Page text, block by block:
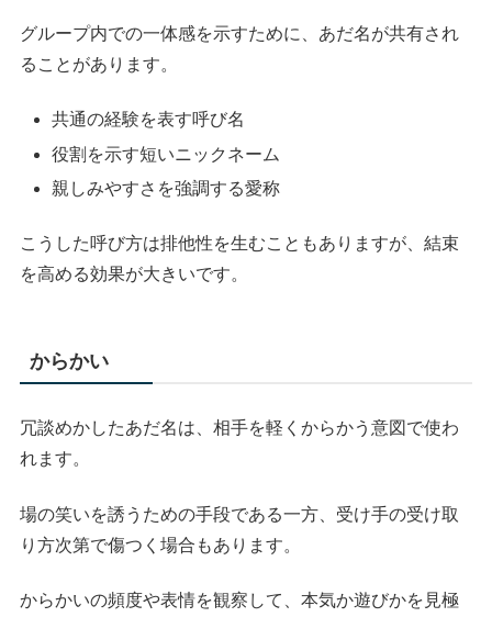
グループ内での一体感を示すために、あだ名が共有され
ることがあります。
共通の経験を表す呼び名
役割を示す短いニックネーム
親しみやすさを強調する愛称
こうした呼び方は排他性を生むこともありますが、結束
を高める効果が大きいです。
からかい
冗談めかしたあだ名は、相手を軽くからかう意図で使わ
れます。
場の笑いを誘うための手段である一方、受け手の受け取
り方次第で傷つく場合もあります。
からかいの頻度や表情を観察して、本気か遊びかを見極